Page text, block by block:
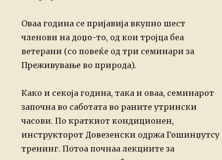
Оваа година се пријавија вкупно шест
членови на доџо-то, од кои тројца беа
ветерани (со повеќе од три семинари за
Преживување во природа).
Како и секоја година, така и оваа, семинарот
започна во саботата во раните утрински
часови. По краткиот кондиционен,
инструкторот Довезенски одржа Гошинџутсу
тренинг. Потоа почнаа лекциите за